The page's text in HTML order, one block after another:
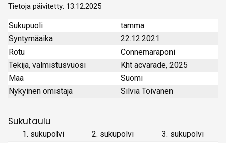
Tietoja päivitetty: 13.12.2025
Sukupuoli
tamma
Syntymäaika
22.12.2021
Rotu
Connemaraponi
Tekijä, valmistusvuosi
Kht acvarade, 2025
Maa
Suomi
Nykyinen omistaja
Silvia Toivanen
Sukutaulu
1. sukupolvi 2. sukupolvi 3. sukupolvi